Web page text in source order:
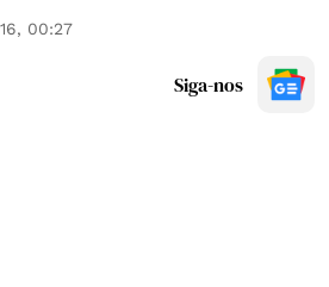
00:27
Siga-nos